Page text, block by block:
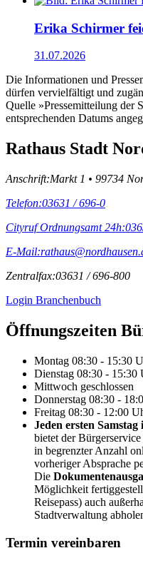
Erika Schirmer
31.07.2026
Die Informationen und
dürfen vervielfältigt und
Quelle »Pressemitteilung der
entsprechenden Datums
Rathaus Stadt
Anschrift:Markt 1 • 99734
Telefon:03631 / 696-0
Cityruf Ordnungsamt 24h:
E-Mail:
Zentralfax:03631 / 696-800
Login Branchenbuch
Öffnungs­zeiten
Montag 08:30 - 15:30
Dienstag 08:30 - 15:30
Mittwoch geschlossen
Donnerstag 08:30 -
Freitag 08:30 - 12:00
Jeden ersten
bietet der
in begrenzter Anzahl
vorheriger Absprache
Die
Möglichkeit
Reisepass) auch
Stadtverwaltung
Termin vereinbaren